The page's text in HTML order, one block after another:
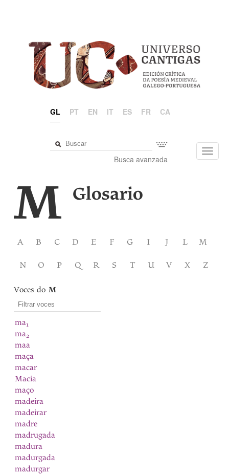
GL PT EN IT ES FR CA
Busca avanzada
M Glosario
A B C D E F G I J L M
N O P Q R S T U V X Z
Voces doM
ma1
ma2
maa
maça
macar
Macia
maço
madeira
madeirar
madre
madrugada
madura
madurgada
madurgar